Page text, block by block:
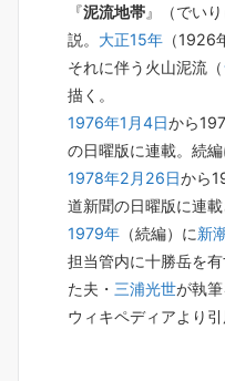
『泥流地帯』（でい
説。 大正15年 （1926
それに伴う火山泥流（
描く。
1976年1月4日から
の日曜版に連載。続
1978年2月26日から
道新聞の日曜版に連載
1979年 （続編）に新
担当管内に十勝岳を
た夫・ 三浦光世が執筆
ウィキペディアより引